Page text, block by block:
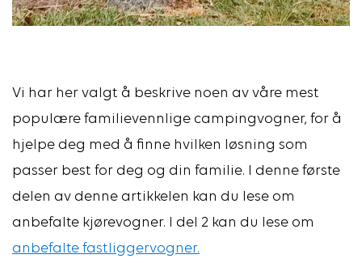
Vi har her valgt å beskrive noen av våre mest
populære familievennlige campingvogner, for å
hjelpe deg med å finne hvilken løsning som
passer best for deg og din familie. I denne første
delen av denne artikkelen kan du lese om
anbefalte kjørevogner. I del 2 kan du lese om
anbefalte fastliggervogner.